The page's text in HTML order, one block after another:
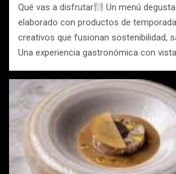
Qué vas a disfrutar
Un menú
elaborado con productos de
creativos que fusionan sostenibilidad,
Una experiencia gastronómica con